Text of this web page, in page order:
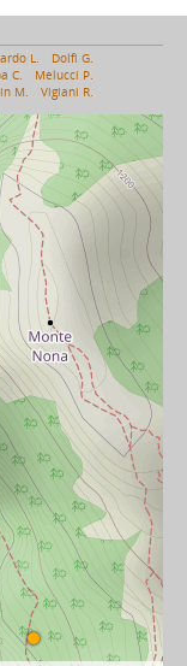
L.
Dolfi G.
C.
Melucci P.
M. Vigiani R.